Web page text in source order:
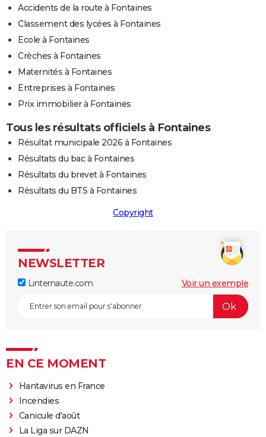
Accidents de la route à Fontaines
Classement des lycées à Fontaines
Ecole à Fontaines
Crèches à Fontaines
Maternités à Fontaines
Entreprises à Fontaines
Prix immobilier à Fontaines
Tous les résultats officiels à Fontaines
Résultat municipale 2026 à Fontaines
Résultats du bac à Fontaines
Résultats du brevet à Fontaines
Résultats du BTS à Fontaines
Copyright
NEWSLETTER
Linternaute.com Voir un exemple
EN CE MOMENT
Hantavirus en France
Incendies
Canicule d'août
La Liga sur DAZN